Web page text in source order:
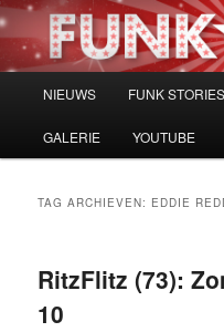
Spring
naar
Spring
naar
NIEUWS FUNK STORIES
GALERIE YOUTUBE
TAG ARCHIEVEN: EDDIE
RitzFlitz (73):
10